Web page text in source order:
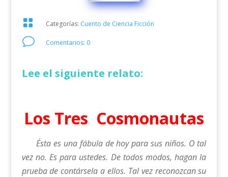
 Categorías: Cuento de Ciencia Ficción
v Comentarios: 0
Lee el siguiente relato:
Los Tres Cosmonautas
Ésta es una fábula de hoy para sus niños. O tal
vez no. Es para ustedes. De todos modos, hagan la
prueba de contársela a ellos. Tal vez reconozcan su